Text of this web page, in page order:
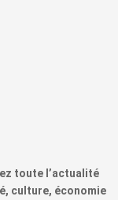
toute l’actualité
culture, économie